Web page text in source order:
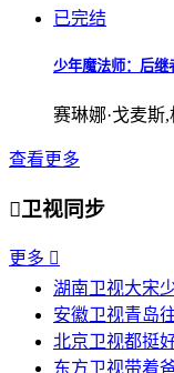
已完结
少年魔法师：后继
赛琳娜·戈麦斯,
查看更多
卫视同步
更多 
湖南卫视大宋
安徽卫视青岛
北京卫视都挺
东方卫视带着